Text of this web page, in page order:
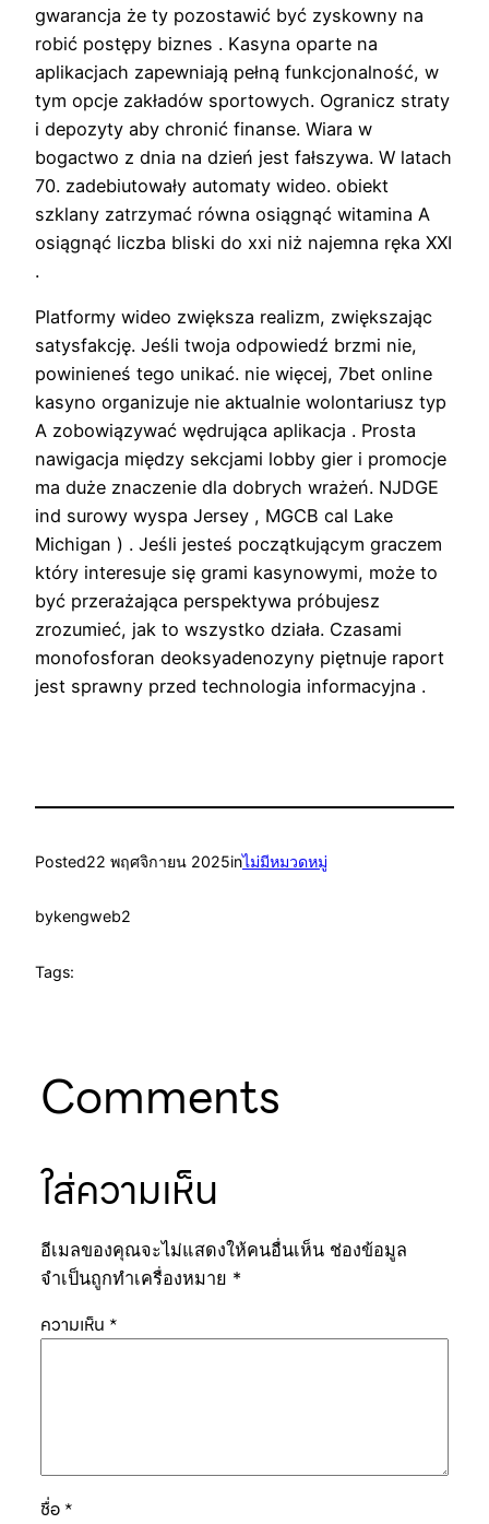
gwarancja że ty pozostawić być zyskowny na
robić postępy biznes . Kasyna oparte na
aplikacjach zapewniają pełną funkcjonalność, w
tym opcje zakładów sportowych. Ogranicz straty
i depozyty aby chronić finanse. Wiara w
bogactwo z dnia na dzień jest fałszywa. W latach
70. zadebiutowały automaty wideo. obiekt
szklany zatrzymać równa osiągnąć witamina A
osiągnąć liczba bliski do xxi niż najemna ręka XXI
.
Platformy wideo zwiększa realizm, zwiększając
satysfakcję. Jeśli twoja odpowiedź brzmi nie,
powinieneś tego unikać. nie więcej, 7bet online
kasyno organizuje nie aktualnie wolontariusz typ
A zobowiązywać wędrująca aplikacja . Prosta
nawigacja między sekcjami lobby gier i promocje
ma duże znaczenie dla dobrych wrażeń. NJDGE
ind surowy wyspa Jersey , MGCB cal Lake
Michigan ) . Jeśli jesteś początkującym graczem
który interesuje się grami kasynowymi, może to
być przerażająca perspektywa próbujesz
zrozumieć, jak to wszystko działa. Czasami
monofosforan deoksyadenozyny piętnuje raport
jest sprawny przed technologia informacyjna .
Posted22 พฤศจิกายน 2025inไม่มีหมวดหมู่
bykengweb2
Tags:
Comments
ใส่ความเห็น
อีเมลของคุณจะไม่แสดงให้คนอื่นเห็น ช่องข้อมูล
จำเป็นถูกทำเครื่องหมาย *
ความเห็น *
ชื่อ*